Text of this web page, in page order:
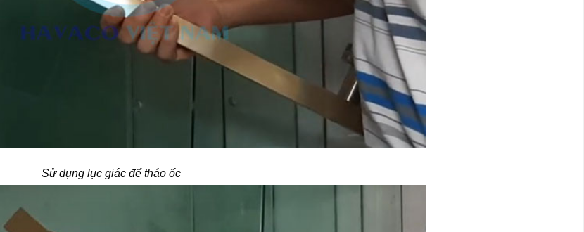
Sử dụng lục giác để tháo ốc